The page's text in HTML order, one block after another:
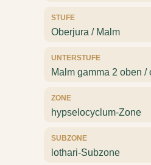
STUFE
Oberjura / Malm
UNTERSTUFE
Malm gamma 2 oben
ZONE
hypselocyclum-Zone
SUBZONE
lothari-Subzone